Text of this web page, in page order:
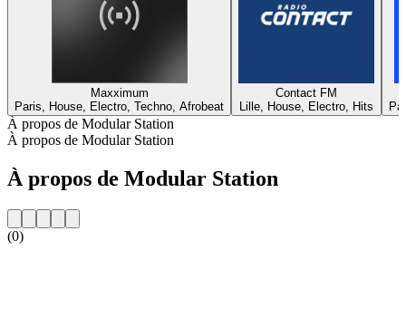
Maxximum
Paris, House, Electro, Techno, Afrobeat
Contact FM
Lille, House, Electro, Hits
À propos de Modular Station
À propos de Modular Station
À propos de Modular Station
(0)